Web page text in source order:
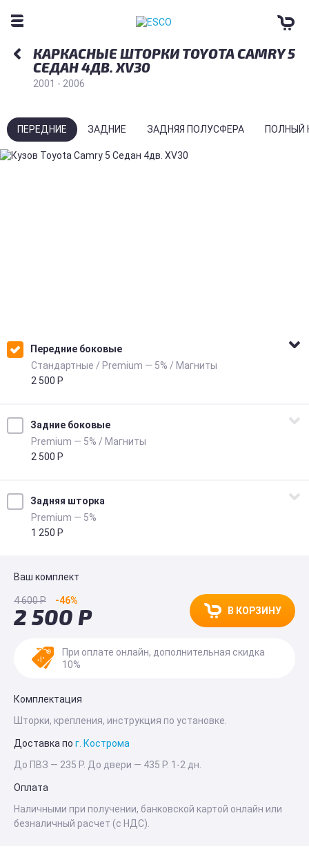
КАРКАСНЫЕ ШТОРКИ TOYOTA CAMRY 5
СЕДАН 4ДВ. XV30
2001 - 2006
ПЕРЕДНИЕ ЗАДНИЕ ЗАДНЯЯ ПОЛУСФЕРА ПОЛНЫЙ
Передние боковые
Стандартные / Premium — 5% / Магниты
2 500 Р
Светопропускаемость Premium — 5%
Задние боковые
Premium — 5% / Магниты
2 500 Р
Крепление Магниты
Задняя шторка
Premium — 5%
1 250 Р
Ваш комплект
4 600 Р -46%
2 500 Р В КОРЗИНУ
При оплате онлайн, дополнительная скидка
10%
Комплектация
Шторки, крепления, инструкция по установке.
Доставка по г. Кострома
До ПВЗ — 235 Р. До двери — 435 Р. 1-2 дн.
Оплата
Наличными при получении, банковской картой онлайн или
безналичный расчет (с НДС).